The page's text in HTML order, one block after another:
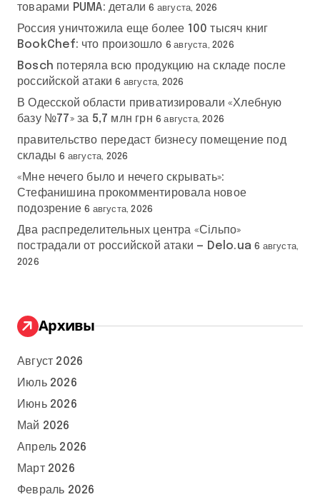
товарами PUMA: детали 6 августа, 2026
Россия уничтожила еще более 100 тысяч книг
BookChef: что произошло 6 августа, 2026
Bosch потеряла всю продукцию на складе после
российской атаки 6 августа, 2026
В Одесской области приватизировали «Хлебную
базу №77» за 5,7 млн грн 6 августа, 2026
правительство передаст бизнесу помещение под
склады 6 августа, 2026
«Мне нечего было и нечего скрывать»:
Стефанишина прокомментировала новое
подозрение 6 августа, 2026
Два распределительных центра «Сільпо»
пострадали от российской атаки — Delo.ua 6 августа,
2026
Архивы
Август 2026
Июль 2026
Июнь 2026
Май 2026
Апрель 2026
Март 2026
Февраль 2026